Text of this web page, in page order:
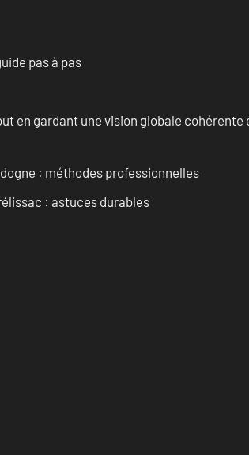
pas à pas
en gardant une vision globale
: méthodes professionnelles
: astuces durables